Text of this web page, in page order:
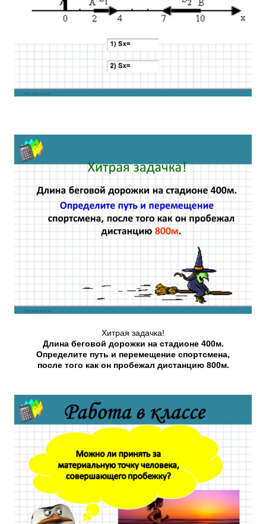
Хитрая задачка!
Длина беговой дорожки на стадионе 400м.
Определите путь и перемещение спортсмена,
после того как он пробежал дистанцию 800м.